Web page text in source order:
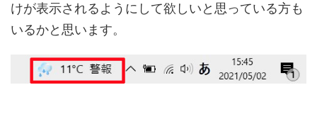
けが表示されるようにして欲しいと思っている方も
いるかと思います。